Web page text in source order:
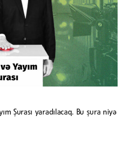
Şurası yaradılacaq. Bu şura niyə